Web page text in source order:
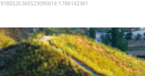
9185520365523095614:1786142361